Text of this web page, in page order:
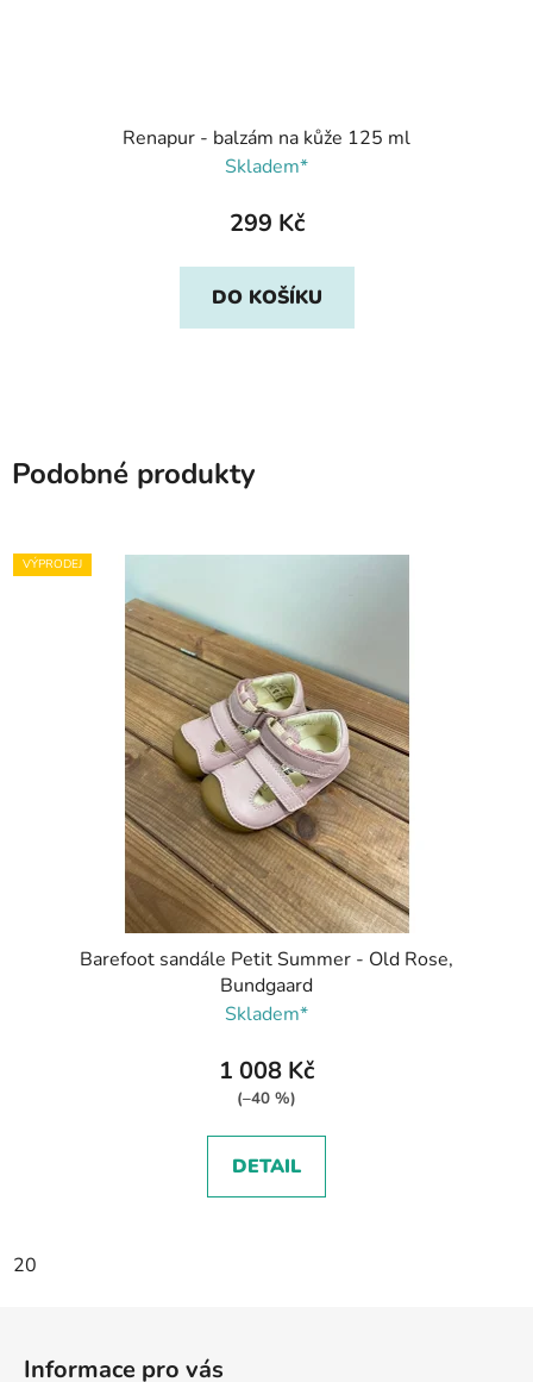
Renapur - balzám na kůže 125 ml
Skladem*
299 Kč
DO KOŠÍKU
Podobné produkty
VÝPRODEJ
Barefoot sandále Petit Summer - Old Rose,
Bundgaard
Skladem*
1 008 Kč
(–40 %)
DETAIL
20
Informace pro vás